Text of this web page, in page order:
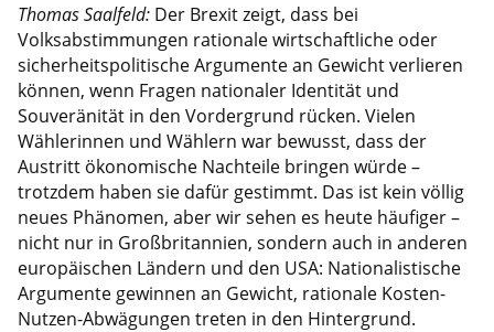
Thomas Saalfeld:Der Brexit zeigt, dass bei
Volksabstimmungen rationale wirtschaftliche oder
sicherheitspolitische Argumente an Gewicht verlieren
können, wenn Fragen nationaler Identität und
Souveränität in den Vordergrund rücken. Vielen
Wählerinnen und Wählern war bewusst, dass der
Austritt ökonomische Nachteile bringen würde –
trotzdem haben sie dafür gestimmt. Das ist kein völlig
neues Phänomen, aber wir sehen es heute häufiger –
nicht nur in Großbritannien, sondern auch in anderen
europäischen Ländern und den USA: Nationalistische
Argumente gewinnen an Gewicht, rationale Kosten-
Nutzen-Abwägungen treten in den Hintergrund.